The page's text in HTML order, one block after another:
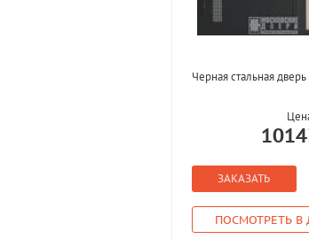
Черная стальная
ЗАКАЗАТЬ
ПОСМОТРЕТЬ В